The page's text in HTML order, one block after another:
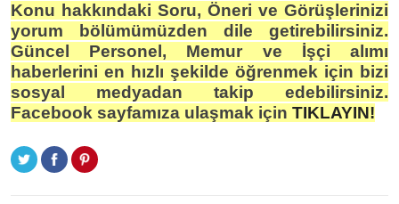
Konu hakkındaki Soru, Öneri ve Görüşlerinizi
yorum bölümümüzden dile getirebilirsiniz.
Güncel Personel, Memur ve İşçi alımı
haberlerini en hızlı şekilde öğrenmek için bizi
sosyal medyadan takip edebilirsiniz.
Facebook sayfamıza ulaşmak için TIKLAYIN!